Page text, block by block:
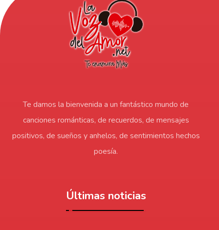
Te damos la bienvenida a un fantástico mundo de
canciones románticas, de recuerdos, de mensajes
positivos, de sueños y anhelos, de sentimientos hechos
poesía.
Últimas noticias